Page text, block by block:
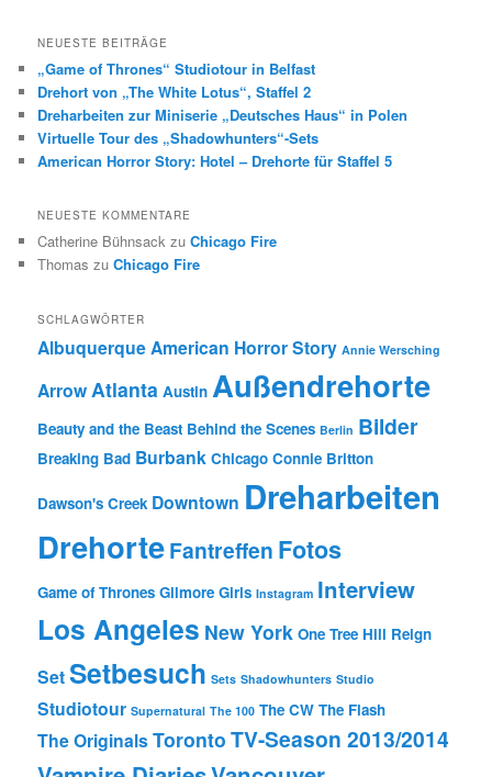
NEUESTE BEITRÄGE
„Game of Thrones“ Studiotour in Belfast
Drehort von „The White Lotus“, Staffel 2
Dreharbeiten zur Miniserie „Deutsches Haus“ in Polen
Virtuelle Tour des „Shadowhunters“-Sets
American Horror Story: Hotel – Drehorte für Staffel 5
NEUESTE KOMMENTARE
Catherine Bühnsack zuChicago Fire
Thomas zuChicago Fire
SCHLAGWÖRTER
Albuquerque American Horror Story Annie Wersching
Arrow Atlanta Austin Außendrehorte
Beauty and the Beast Behind the Scenes Berlin Bilder
Breaking Bad Burbank Chicago Connie Britton
Dawson's Creek Downtown Dreharbeiten
DrehorteFantreffen Fotos
Game of Thrones Gilmore Girls Instagram Interview
Los Angeles New York One Tree Hill Reign
SetSetbesuch Sets Shadowhunters Studio
Studiotour Supernatural The 100 The CW The Flash
The OriginalsToronto TV-Season 2013/2014